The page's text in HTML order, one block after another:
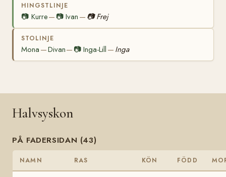
HINGSTLINJE
📷 Kurre— 📷Ivan — 📷 Frej
STOLINJE
Mona —Divan— 📷Inga-Lill — Inga
Halvsyskon
PÅ FADERSIDAN (43)
NAMN RAS KÖN FÖDD